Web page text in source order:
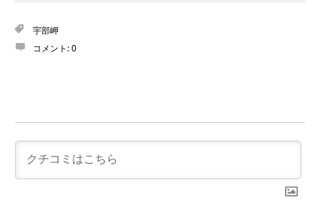
宇部岬
コメント:0